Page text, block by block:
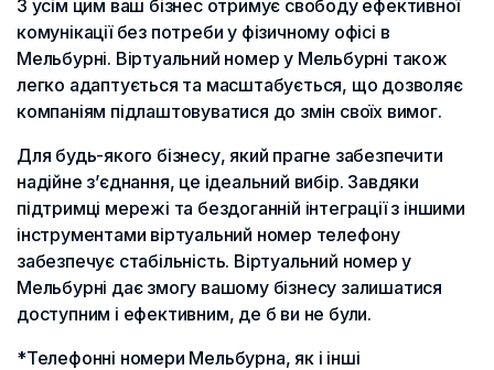
З усім цим ваш бізнес отримує свободу ефективної
комунікації без потреби у фізичному офісі в
Мельбурні. Віртуальний номер у Мельбурні також
легко адаптується та масштабується, що дозволяє
компаніям підлаштовуватися до змін своїх вимог.
Для будь-якого бізнесу, який прагне забезпечити
надійне з’єднання, це ідеальний вибір. Завдяки
підтримці мережі та бездоганній інтеграції з іншими
інструментами віртуальний номер телефону
забезпечує стабільність. Віртуальний номер у
Мельбурні дає змогу вашому бізнесу залишатися
доступним і ефективним, де б ви не були.
*Телефонні номери Мельбурна, як і інші